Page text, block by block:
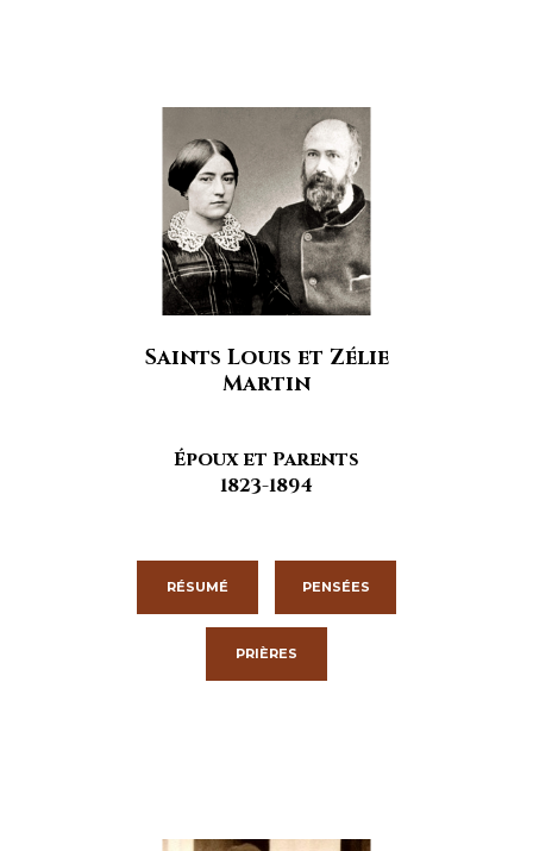
Saints Louis et Zélie
Martin
Époux et Parents
1823-1894
RÉSUMÉ PENSÉES
PRIÈRES